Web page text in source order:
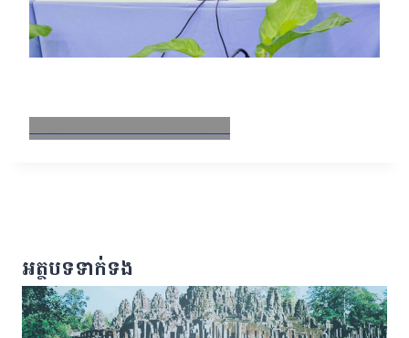
FacebookXEmailLinkedIn
អត្ថបទទាក់ទង